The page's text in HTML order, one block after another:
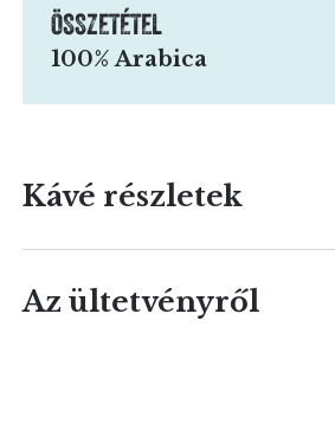
ÖSSZETÉTEL
100% Arabica
Kávé részletek
Az ültetvényről